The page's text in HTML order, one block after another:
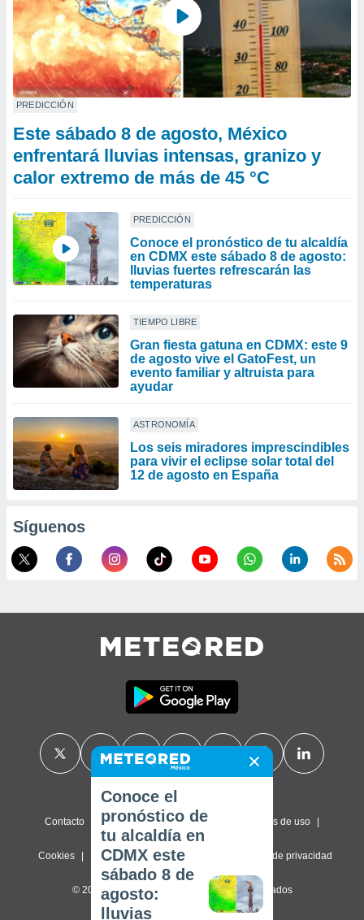
PREDICCIÓN
Este sábado 8 de agosto, México
enfrentará lluvias intensas, granizo y
calor extremo de más de 45 °C
PREDICCIÓN
Conoce el pronóstico de tu alcaldía
en CDMX este sábado 8 de agosto:
lluvias fuertes refrescarán las
temperaturas
TIEMPO LIBRE
Gran fiesta gatuna en CDMX: este 9
de agosto vive el GatoFest, un
evento familiar y altruista para
ayudar
ASTRONOMÍA
Los seis miradores imprescindibles
para vivir el eclipse solar total del
12 de agosto en España
Síguenos
Contacto Sobre nosotros FAQ Términos de uso
Cookies Política de privacidad Configuración de privacidad
© 2026 Meteored. Todos los derechos reservados
Conoce el
pronóstico de
tu alcaldía en
CDMX este
sábado 8 de
agosto:
lluvias